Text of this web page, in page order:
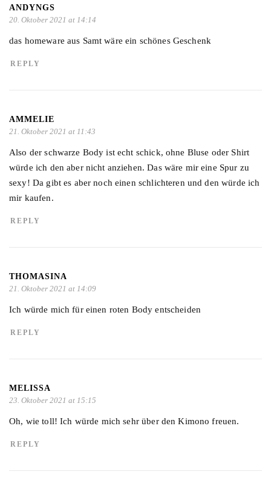
ANDYNGS
20. Oktober 2021 at 14:14
das homeware aus Samt wäre ein schönes Geschenk
REPLY
AMMELIE
21. Oktober 2021 at 11:43
Also der schwarze Body ist echt schick, ohne Bluse oder Shirt
würde ich den aber nicht anziehen. Das wäre mir eine Spur zu
sexy! Da gibt es aber noch einen schlichteren und den würde ich
mir kaufen.
REPLY
THOMASINA
21. Oktober 2021 at 14:09
Ich würde mich für einen roten Body entscheiden
REPLY
MELISSA
23. Oktober 2021 at 15:15
Oh, wie toll! Ich würde mich sehr über den Kimono freuen.
REPLY